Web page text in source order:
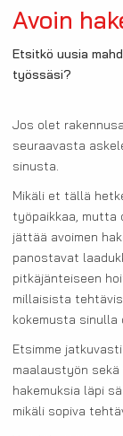
Avoin
Etsitkö uusia
työssäsi?
Jos olet
seuraavasta
sinusta.
Mikäli et tällä
työpaikkaa, mutta
jättää avoimen
panostavat
pitkäjänteiseen
millaisista
kokemusta sinulla
Etsimme
maalaustyön sekä
hakemuksia läpi
mikäli sopiva